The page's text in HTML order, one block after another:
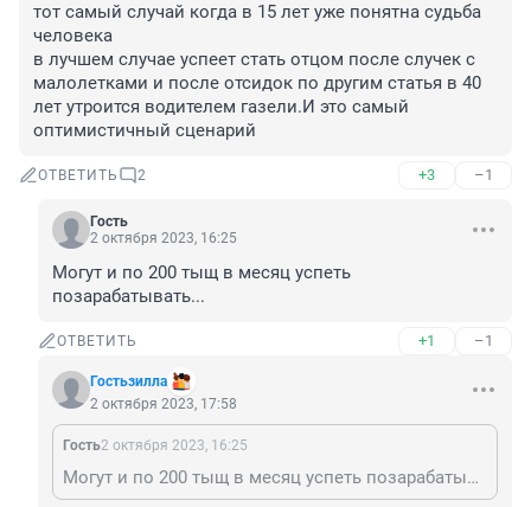
тот самый случай когда в 15 лет уже понятна судьба
человека
в лучшем случае успеет стать отцом после случек с
малолетками и после отсидок по другим статья в 40
лет утроится водителем газели.И это самый
оптимистичный сценарий
ОТВЕТИТЬ 2 +3 –1
Гость
2 октября 2023, 16:25
Могут и по 200 тыщ в месяц успеть
позарабатывать...
ОТВЕТИТЬ +1 –1
Гостьзилла
2 октября 2023, 17:58
Гость2 октября 2023, 16:25
Могут и по 200 тыщ в месяц успеть позарабатывать...